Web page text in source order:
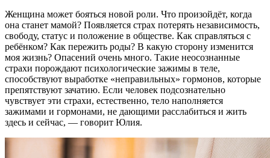
Женщина может бояться новой роли. Что произойдёт, когда
она станет мамой? Появляется страх потерять независимость,
свободу, статус и положение в обществе. Как справляться с
ребёнком? Как пережить роды? В какую сторону изменится
моя жизнь? Опасений очень много. Такие неосознанные
страхи порождают психологические зажимы в теле,
способствуют выработке «неправильных» гормонов, которые
препятствуют зачатию. Если человек подсознательно
чувствует эти страхи, естественно, тело наполняется
зажимами и гормонами, не дающими расслабиться и жить
здесь и сейчас, — говорит Юлия.